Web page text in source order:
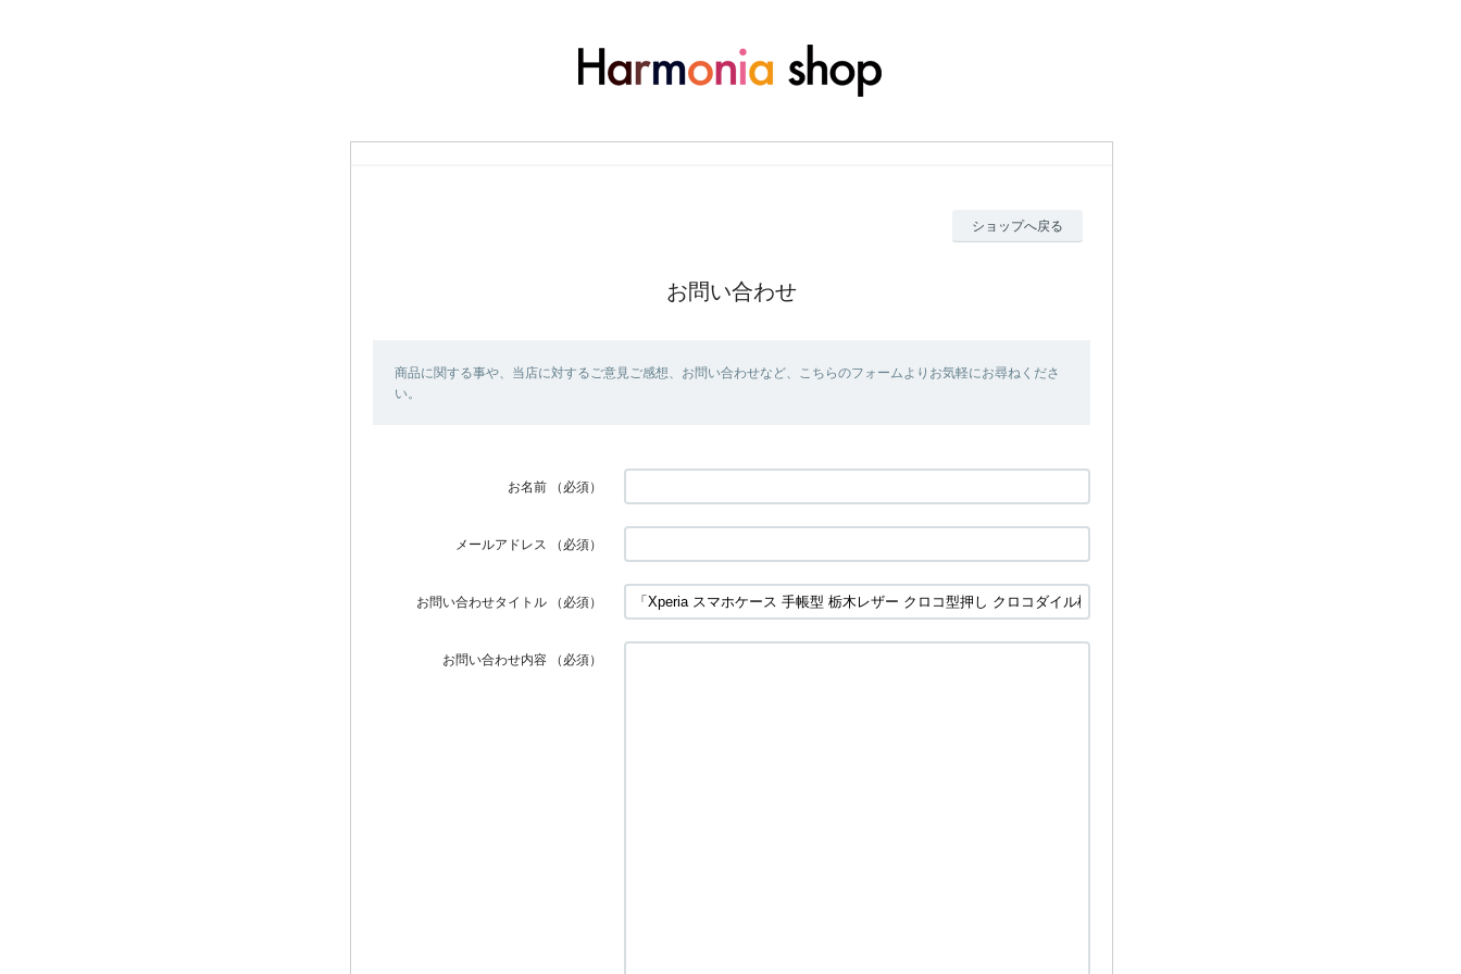
ショップへ戻る
お問い合わせ
商品に関する事や、当店に対するご意見ご感想、お問い合わせなど、こちらのフォームよりお気軽にお尋ねくださ
い。
お名前 （必須）
メールアドレス （必須）
お問い合わせタイトル （必須）
お問い合わせ内容 （必須）